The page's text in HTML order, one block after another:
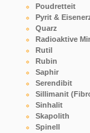
Poudretteit
Pyrit &
Quarz
Radioaktive
Rutil
Rubin
Saphir
Serendibit
Sillimanit
Sinhalit
Skapolith
Spinell